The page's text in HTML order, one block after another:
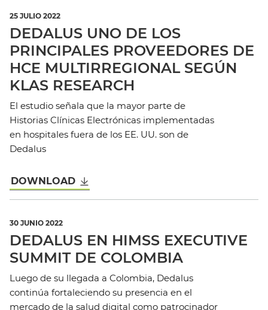
25 JULIO 2022
DEDALUS UNO DE LOS
PRINCIPALES PROVEEDORES DE
HCE MULTIRREGIONAL SEGÚN
KLAS RESEARCH
El estudio señala que la mayor parte de
Historias Clínicas Electrónicas implementadas
en hospitales fuera de los EE. UU. son de
Dedalus
DOWNLOAD
30 JUNIO 2022
DEDALUS EN HIMSS EXECUTIVE
SUMMIT DE COLOMBIA
Luego de su llegada a Colombia, Dedalus
continúa fortaleciendo su presencia en el
mercado de la salud digital como patrocinador